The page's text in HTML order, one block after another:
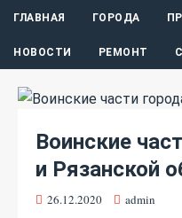
ГЛАВНАЯ ГОРОДА
НОВОСТИ РЕМОНТ
Воинские
и Рязанской
26.12.2020 admin